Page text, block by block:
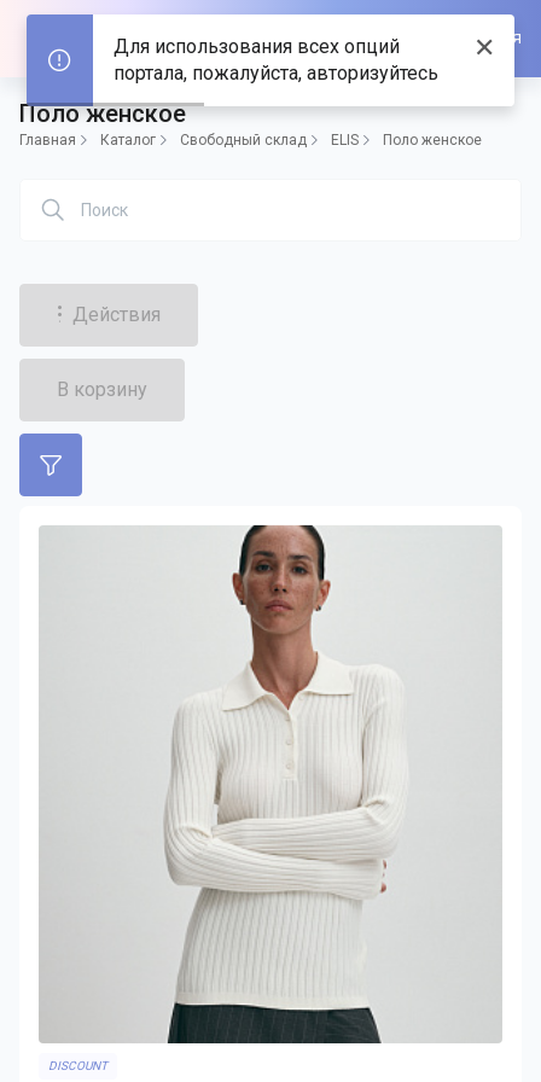
Войти/Зарегистрироваться
Поло женское
Главная Каталог Свободный склад ELIS Поло женское
Действия
В корзину
DISCOUNT
Для использования всех опций
портала, пожалуйста, авторизуйтесь
✕